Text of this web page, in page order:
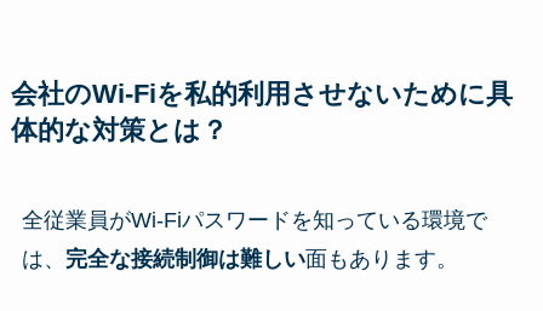
会社のWi-Fiを私的利用させないために具
体的な対策とは？
全従業員がWi-Fiパスワードを知っている環境で
は、 完全な接続制御は難しい面もあります。